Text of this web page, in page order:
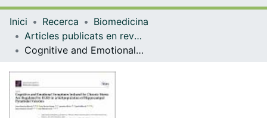
Navega per tot el DD
Com publicar
Inici Recerca
Biomedicina
Articles publicats en revistes (Biomedicina)
Cognitive and Emotional Symptoms Induced by Chronic Stress Are Regulated by EGR1 in a Subpopulation of Hippocampal Pyramidal Neurons.